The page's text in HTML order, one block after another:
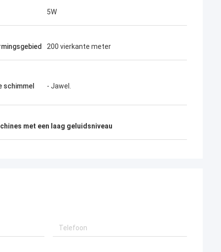
5W
200 vierkante meter
schimmel - Jawel.
met een laag geluidsniveau